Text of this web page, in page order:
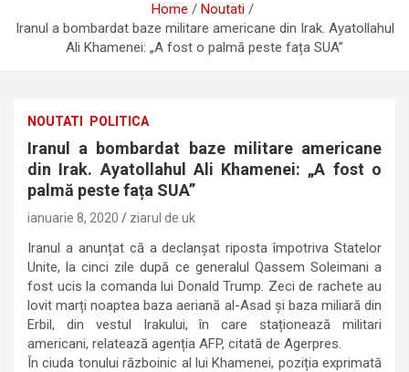
Informatii Utile
Home
Noutati
Iranul a bombardat baze militare americane din Irak. Ayatollahul
Ali Khamenei: „A fost o palmă peste fața SUA”
NOUTATI POLITICA
Iranul a bombardat baze militare americane
din Irak. Ayatollahul Ali Khamenei: „A fost o
palmă peste fața SUA”
ianuarie 8, 2020 ziarul de uk
Iranul a anunțat că a declanșat riposta împotriva Statelor
Unite, la cinci zile după ce generalul Qassem Soleimani a
fost ucis la comanda lui Donald Trump. Zeci de rachete au
lovit marți noaptea baza aeriană al-Asad și baza miliară din
Erbil, din vestul Irakului, în care staționează militari
americani, relatează agenția AFP, citată de Agerpres.
În ciuda tonului războinic al lui Khamenei, poziția exprimată